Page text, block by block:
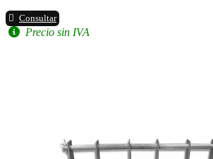
Consultar
Precio sin IVA